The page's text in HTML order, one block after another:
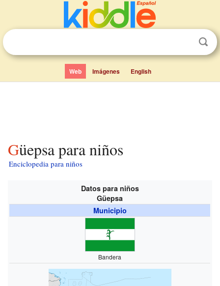
Web Imágenes English
Güepsa para niños
Enciclopedia para niños
Datos para niños
Güepsa
Municipio
Bandera